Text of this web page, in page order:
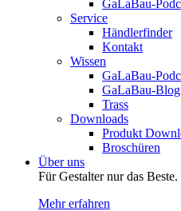
GaLaBau-
Service
Händlerfinder
Kontakt
Wissen
GaLaBau-
GaLaBau-Blog
Trass
Downloads
Produkt
Broschüren
Über uns
Für Gestalter nur das Beste.
Mehr erfahren